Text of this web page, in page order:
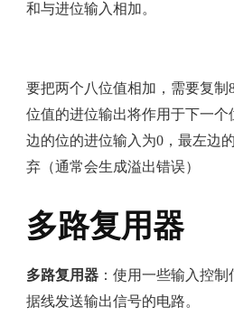
和与进位输入相加。
要把两个八位值相加，需要复制
位值的进位输出将作用于下一
边的位的进位输入为0，最左边
弃（通常会生成溢出错误）
多路复用器
多路复用器 ：使用一些输入控
据线发送输出信号的电路。